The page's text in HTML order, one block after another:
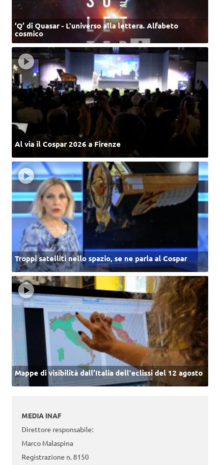
‘Q’ di Quasar - L'universo alla lettera. Alfabeto
cosmico
Al via il Cospar 2026 a Firenze
Troppi satelliti nello spazio, se ne parla al Cospar
Mappe di visibilità dall’Italia dell'eclissi del 12 agosto
MEDIA INAF
Direttore responsabile:
Marco Malaspina
Registrazione n. 8150